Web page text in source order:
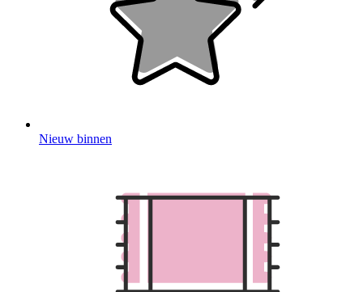
Nieuw binnen